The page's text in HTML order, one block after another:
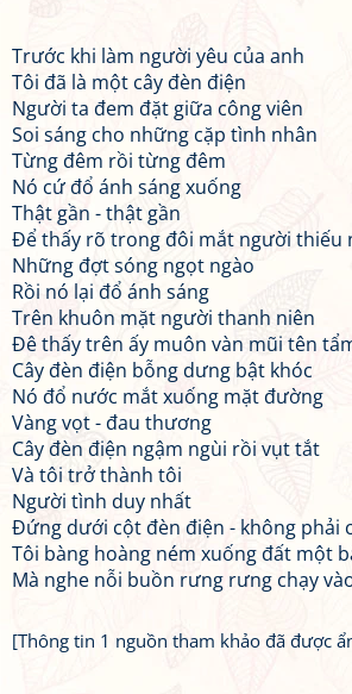
Trước khi làm người yêu của anh
Tôi đã là một cây đèn điện
Người ta đem đặt giữa công viên
Soi sáng cho những cặp tình nhân
Từng đêm rồi từng đêm
Nó cứ đổ ánh sáng xuống
Thật gần - thật gần
Để thấy rõ trong đôi mắt người thiếu
Những đợt sóng ngọt ngào
Rồi nó lại đổ ánh sáng
Trên khuôn mặt người thanh niên
Đê thấy trên ấy muôn vàn mũi tên
Cây đèn điện bỗng dưng bật khóc
Nó đổ nước mắt xuống mặt đường
Vàng vọt - đau thương
Cây đèn điện ngậm ngùi rồi vụt tắt
Và tôi trở thành tôi
Người tình duy nhất
Đứng dưới cột đèn điện - không phải
Tôi bàng hoàng ném xuống đất một
Mà nghe nỗi buồn rưng rưng chạy
[Thông tin 1 nguồn tham khảo đã được